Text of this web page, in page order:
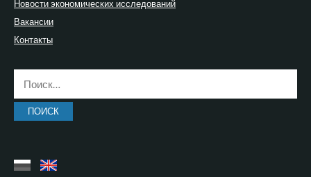
Новости экономических исследований
Вакансии
Контакты